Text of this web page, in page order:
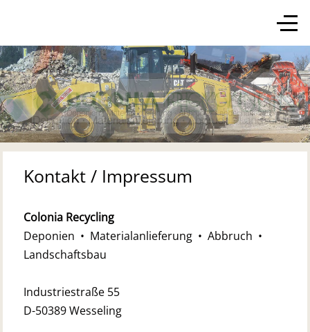
Off-
Kontakt / Impressum
Colonia Recycling
Deponien • Materialanlieferung • Abbruch •
Landschaftsbau
Industriestraße 55
D-50389 Wesseling